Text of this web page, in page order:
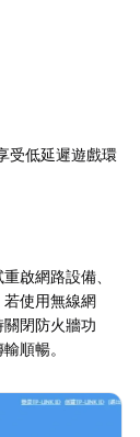
受低延遲遊戲環
啟網路設備、
使用無線網
閉防火牆功
順暢。